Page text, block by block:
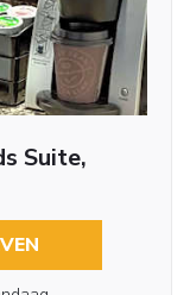
Suite,